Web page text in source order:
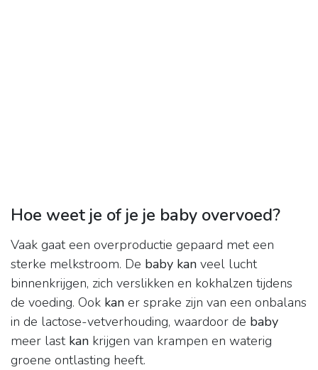
Hoe weet je of je je baby overvoed?
Vaak gaat een overproductie gepaard met een
sterke melkstroom. De baby kan veel lucht
binnenkrijgen, zich verslikken en kokhalzen tijdens
de voeding. Ook kan er sprake zijn van een onbalans
in de lactose-vetverhouding, waardoor de baby
meer last kan krijgen van krampen en waterig
groene ontlasting heeft.